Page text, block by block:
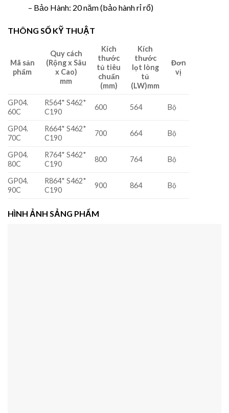
– Bảo Hành: 20 năm (bảo hành rỉ rổ)
THÔNG SỐ KỸ THUẬT
Mã sản
phẩm
Quy cách
(Rộng x Sâu
x Cao)
mm
Kích
thước
tủ tiêu
chuẩn
(mm)
Kích
thước
lọt lòng
tủ
(LW)mm
Đơn
vị
GP04.
60C
R564* S462*
C190
600 564 Bộ
GP04.
70C
R664* S462*
C190
700 664 Bộ
GP04.
80C
R764* S462*
C190
800 764 Bộ
GP04.
90C
R864* S462*
C190
900 864 Bộ
HÌNH ẢNH SẢNG PHẨM